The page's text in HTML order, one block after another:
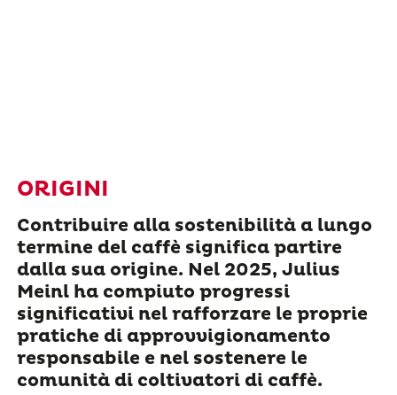
ORIGINI
Contribuire alla sostenibilità a lungo
termine del caffè significa partire
dalla sua origine. Nel 2025, Julius
Meinl ha compiuto progressi
significativi nel rafforzare le proprie
pratiche di approvvigionamento
responsabile e nel sostenere le
comunità di coltivatori di caffè.